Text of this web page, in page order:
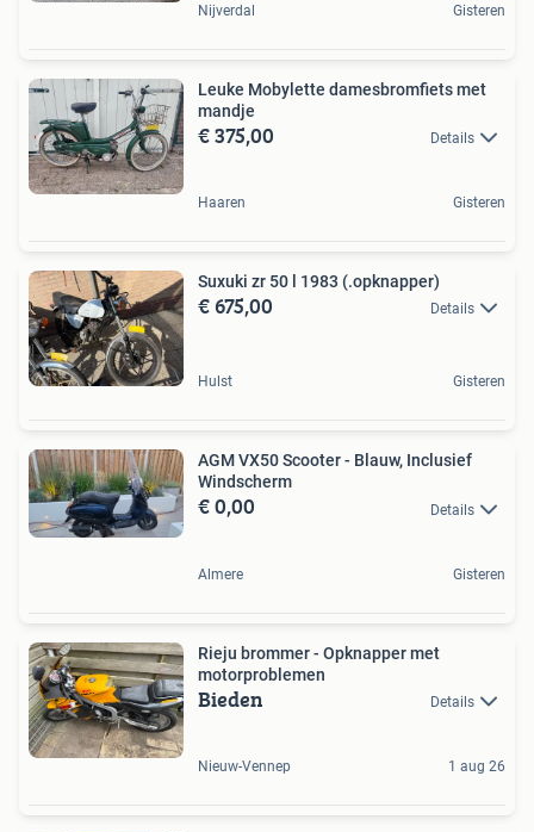
Nijverdal Gisteren
Leuke Mobylette damesbromfiets met
mandje
€ 375,00 Details
Haaren Gisteren
Suxuki zr 50 l 1983 (.opknapper)
€ 675,00 Details
Hulst Gisteren
AGM VX50 Scooter - Blauw, Inclusief
Windscherm
€ 0,00 Details
Almere Gisteren
Rieju brommer - Opknapper met
motorproblemen
Bieden Details
Nieuw-Vennep 1 aug 26